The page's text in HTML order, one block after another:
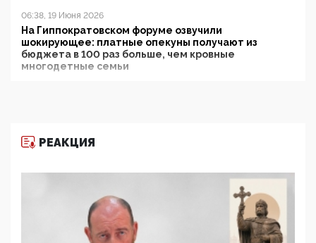
06:38, 19 Июня 2026
На Гиппократовском форуме озвучили
шокирующее: платные опекуны получают из
бюджета в 100 раз больше, чем кровные
многодетные семьи
11:53, 09 Июня 2026
деятельность ИИТО ЮНЕСКО в России, но
цифроглобалисты продолжают определять
повестку в образовании
09:43, 01 Июня 2026
5G за счет здоровья граждан: Минцифры намерено
РЕАКЦИЯ